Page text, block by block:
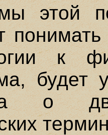
этой
к
будет
о